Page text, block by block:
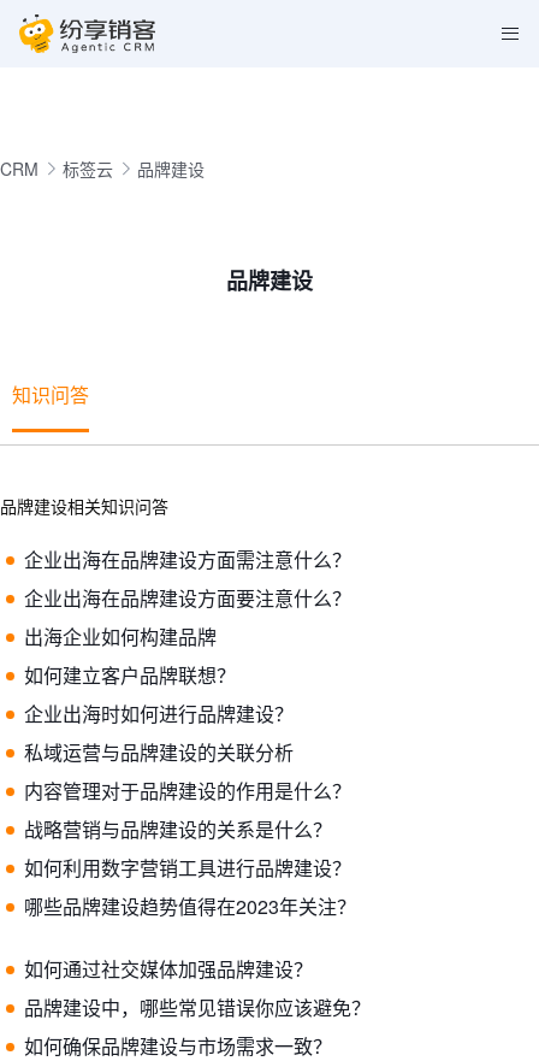
CRM 标签云 品牌建设
品牌建设
知识问答
品牌建设相关知识问答
企业出海在品牌建设方面需注意什么？
企业出海在品牌建设方面要注意什么？
出海企业如何构建品牌
如何建立客户品牌联想？
企业出海时如何进行品牌建设？
私域运营与品牌建设的关联分析
内容管理对于品牌建设的作用是什么？
战略营销与品牌建设的关系是什么？
如何利用数字营销工具进行品牌建设？
哪些品牌建设趋势值得在2023年关注？
如何通过社交媒体加强品牌建设？
品牌建设中，哪些常见错误你应该避免？
如何确保品牌建设与市场需求一致？